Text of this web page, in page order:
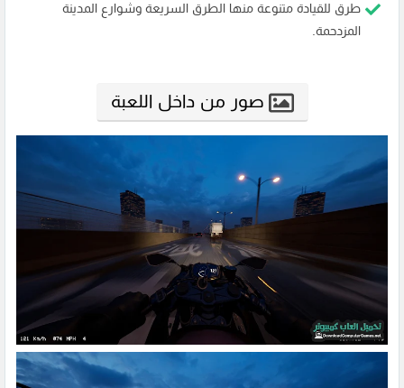
طرق للقيادة متنوعة منها الطرق السريعة وشوارع المدينة
المزدحمة.
صور من داخل اللعبة